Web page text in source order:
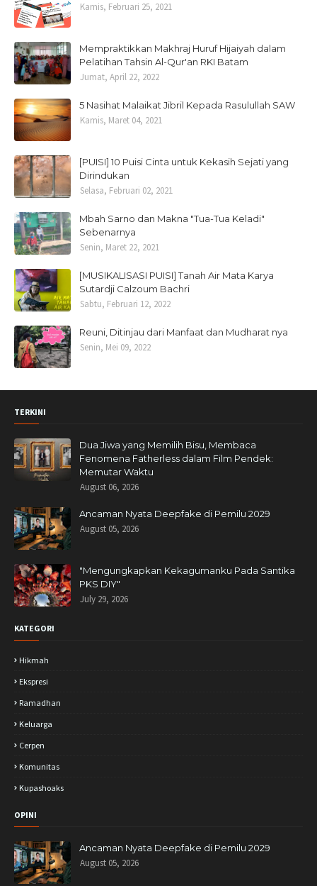
Kamis, Februari 25, 2021
Mempraktikkan Makhraj Huruf Hijaiyah dalam
Pelatihan Tahsin Al-Qur'an RKI Batam
Jumat, April 22, 2022
5 Nasihat Malaikat Jibril Kepada Rasulullah SAW
Kamis, Maret 04, 2021
[PUISI] 10 Puisi Cinta untuk Kekasih Sejati yang
Dirindukan
Selasa, Februari 02, 2021
Mbah Sarno dan Makna "Tua-Tua Keladi"
Sebenarnya
Senin, Maret 22, 2021
[MUSIKALISASI PUISI] Tanah Air Mata Karya
Sutardji Calzoum Bachri
Sabtu, Februari 12, 2022
Reuni, Ditinjau dari Manfaat dan Mudharat nya
Senin, Mei 09, 2022
TERKINI
Dua Jiwa yang Memilih Bisu, Membaca
Fenomena Fatherless dalam Film Pendek:
Memutar Waktu
August 06, 2026
Ancaman Nyata Deepfake di Pemilu 2029
August 05, 2026
"Mengungkapkan Kekagumanku Pada Santika
PKS DIY"
July 29, 2026
KATEGORI
Hikmah
Ekspresi
Ramadhan
Keluarga
Cerpen
Komunitas
Kupashoaks
OPINI
Ancaman Nyata Deepfake di Pemilu 2029
August 05, 2026